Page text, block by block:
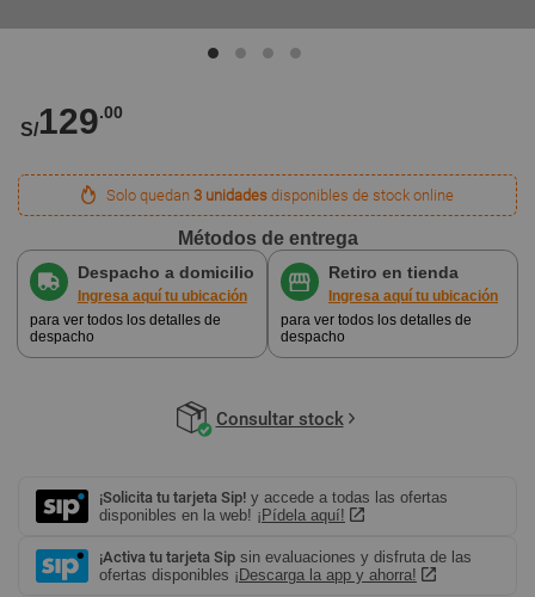
S/129.00
Solo quedan3 unidades disponibles de stock online
Métodos de entrega
Despacho a domicilio
Ingresa aquí tu ubicación
para ver todos los detalles de
despacho
Retiro en tienda
Ingresa aquí tu ubicación
para ver todos los detalles de
despacho
Consultar stock
¡Solicita tu tarjeta Sip! y accede a todas las ofertas
disponibles en la web! ¡Pídela aquí!
¡Activa tu tarjeta Sip sin evaluaciones y disfruta de las
ofertas disponibles ¡Descarga la app y ahorra!